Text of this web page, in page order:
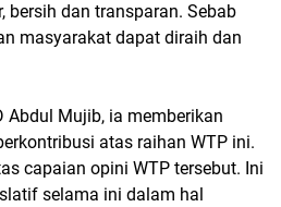
bersih dan transparan. Sebab
masyarakat dapat diraih dan
Abdul Mujib, ia memberikan
atas raihan WTP ini.
capaian opini WTP tersebut. Ini
selama ini dalam hal